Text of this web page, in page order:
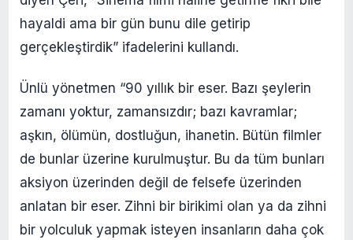
hayaldi ama bir gün bunu dile getirip
gerçekleştirdik” ifadelerini kullandı.
Ünlü yönetmen “90 yıllık bir eser. Bazı şeylerin
zamanı yoktur, zamansızdır; bazı kavramlar;
aşkın, ölümün, dostluğun, ihanetin. Bütün filmler
de bunlar üzerine kurulmuştur. Bu da tüm bunları
aksiyon üzerinden değil de felsefe üzerinden
anlatan bir eser. Zihni bir birikimi olan ya da zihni
bir yolculuk yapmak isteyen insanların daha çok